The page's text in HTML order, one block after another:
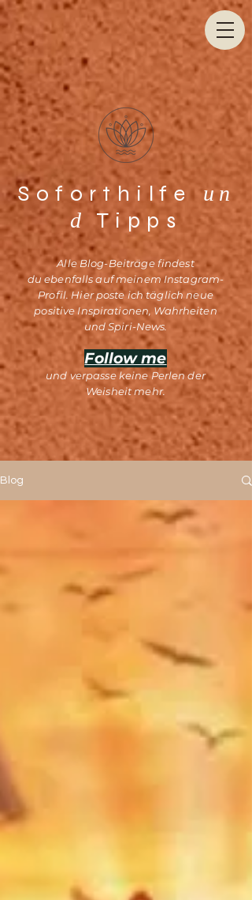
Soforthilfe un
d
Tipps
Alle Blog-Beiträge findest
duebenfalls auf meinem Instagram-
Profil. Hier poste ich täglich neue
positive Inspirationen, Wahrheiten
und Spiri-News.
Follow me
und verpasse keine Perlen der
Weisheit mehr.
Blog